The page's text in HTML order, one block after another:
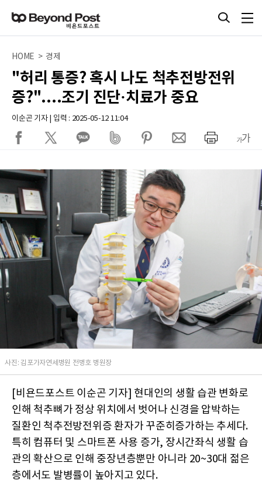
HOME > 경제
"허리 통증? 혹시 나도 척추전방전위
증?"....조기 진단·치료가 중요
이순곤 기자 | 입력 : 2025-05-12 11:04
사진: 김포가자연세병원 전병호 병원장
[비욘드포스트 이순곤 기자] 현대인의 생활 습관 변화로
인해 척추뼈가 정상 위치에서 벗어나 신경을 압박하는
질환인 척추전방전위증 환자가 꾸준히증가하는 추세다.
특히 컴퓨터 및 스마트폰 사용 증가, 장시간좌식 생활 습
관의 확산으로 인해 중장년층뿐만 아니라 20~30대 젊은
층에서도 발병률이 높아지고 있다.